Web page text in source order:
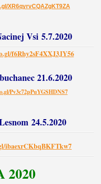
XR6qyrvCQAZgKT9ZA
Vsi 5.7.2020
f6Rhy2sF4XXJ3JY56
21.6.2020
Pv3c72pPuYGSHDNS7
24.5.2020
ibaexrCKbqBKFTkw7
2020